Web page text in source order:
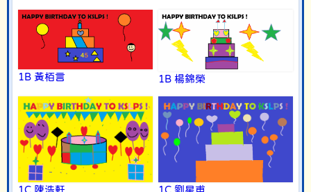
1B 黃栢言 1B 楊錦榮
1C 陳浩軒 1C 劉星甫